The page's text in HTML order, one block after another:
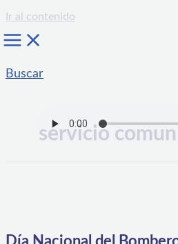
Ir al contenido
Buscar
servicio